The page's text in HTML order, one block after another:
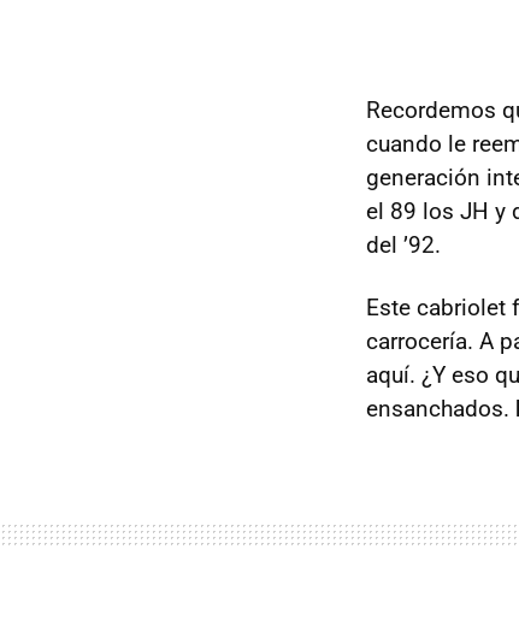
Recordemos
cuando le
generación
el 89 los JH y
del ’92.
Este cabriolet
carrocería. A
aquí. ¿Y eso
ensanchados.